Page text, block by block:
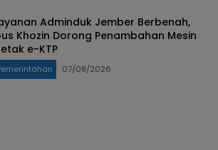
Adminduk Jember Berbenah,
Khozin Dorong Penambahan Mesin
e-KTP
07/08/2026